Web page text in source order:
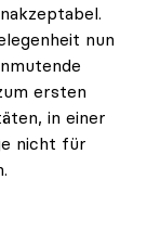
nun
ersten
in einer
nicht für